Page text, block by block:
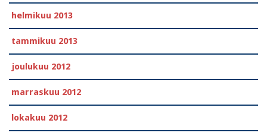
helmikuu 2013
tammikuu 2013
joulukuu 2012
marraskuu 2012
lokakuu 2012